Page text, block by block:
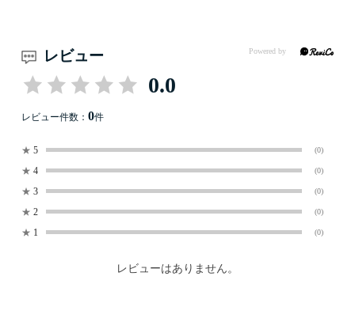
レビュー
0.0
レビュー件数： 0件
★ 5 (0)
★ 4 (0)
★ 3 (0)
★ 2 (0)
★ 1 (0)
レビューはありません。